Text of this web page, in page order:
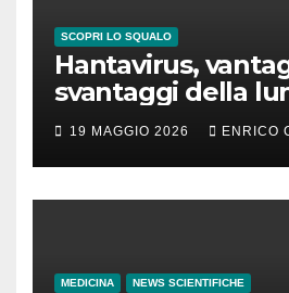
SCOPRI LO SQUALO
Hantavirus,
svantaggi della
incubazione
19 MAGGIO 2026 ENRICO
MEDICINA NEWS SCIENTIFICHE